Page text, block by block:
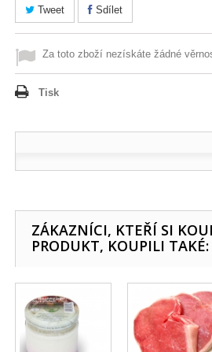
Tweet Sdílet
Za toto zboží nezískáte žádné
Tisk
ZÁKAZNÍCI, KTEŘÍ SI
PRODUKT, KOUPILI TAKÉ: